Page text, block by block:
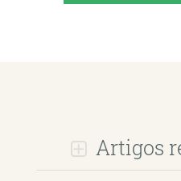
Artigos